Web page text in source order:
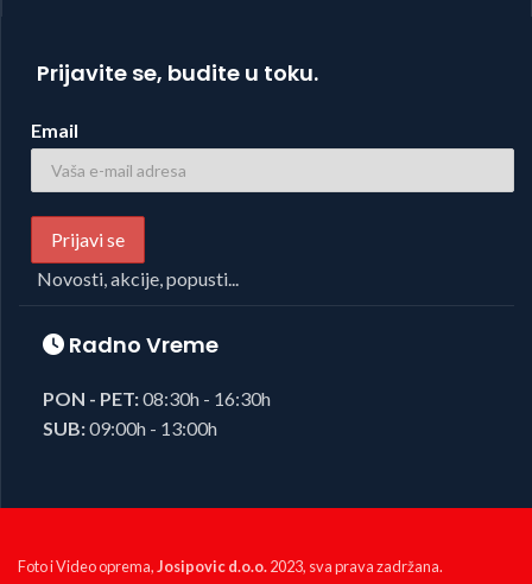
Prijavite se, budite u toku.
Email
Novosti, akcije, popusti...
Radno Vreme
PON - PET:08:30h - 16:30h
SUB:09:00h - 13:00h
Foto i Video oprema,Josipovic d.o.o.2023, sva prava zadržana.